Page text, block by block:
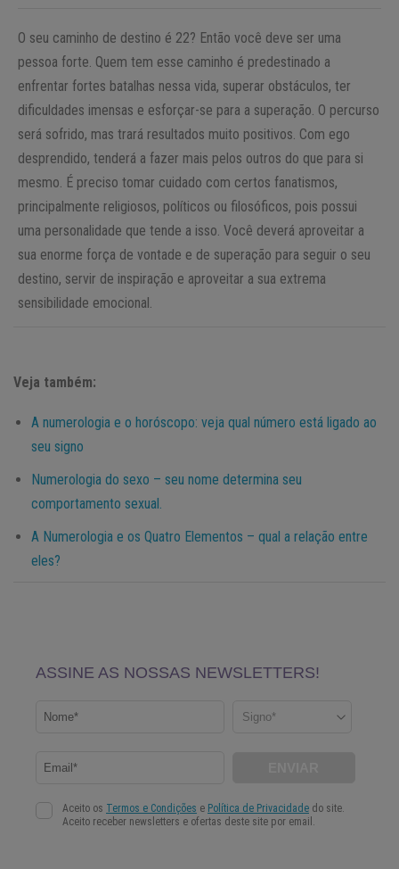
O seu caminho de destino é 22? Então você deve ser uma
pessoa forte. Quem tem esse caminho é predestinado a
enfrentar fortes batalhas nessa vida, superar obstáculos, ter
dificuldades imensas e esforçar-se para a superação. O percurso
será sofrido, mas trará resultados muito positivos. Com ego
desprendido, tenderá a fazer mais pelos outros do que para si
mesmo. É preciso tomar cuidado com certos fanatismos,
principalmente religiosos, políticos ou filosóficos, pois possui
uma personalidade que tende a isso. Você deverá aproveitar a
sua enorme força de vontade e de superação para seguir o seu
destino, servir de inspiração e aproveitar a sua extrema
sensibilidade emocional.
Veja também:
A numerologia e o horóscopo: veja qual número está ligado ao
seu signo
Numerologia do sexo – seu nome determina seu
comportamento sexual.
A Numerologia e os Quatro Elementos – qual a relação entre
eles?